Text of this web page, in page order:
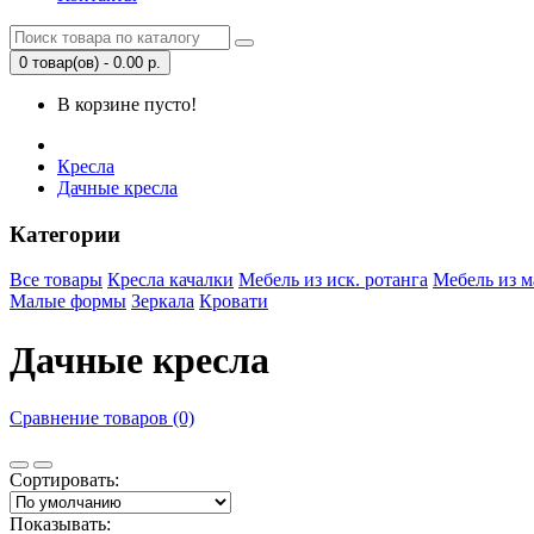
0 товар(ов) - 0.00 р.
В корзине пусто!
Кресла
Дачные кресла
Категории
Все товары Кресла качалки Мебель из иск. ротанга Мебель из
Малые формы Зеркала Кровати
Дачные кресла
Сравнение товаров (0)
Сортировать:
Показывать: